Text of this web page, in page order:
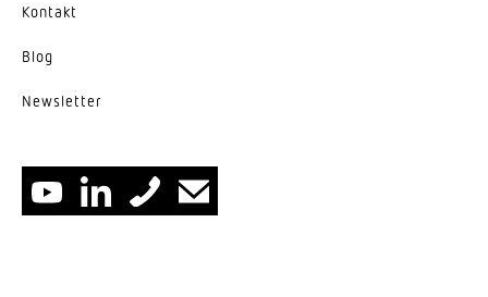
Kontakt
Blog
News­letter